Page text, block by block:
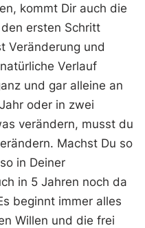
kommt Dir auch die
ersten Schritt
Veränderung und
Verlauf
und gar alleine an
oder in zwei
verändern, musst du
Machst Du so
in Deiner
in 5 Jahren noch da
beginnt immer alles
Willen und die frei